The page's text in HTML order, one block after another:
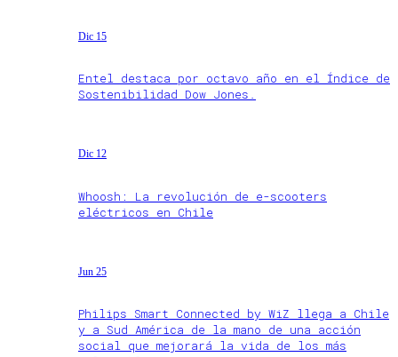
Dic 15
Entel destaca por octavo año en el Índice de
Sostenibilidad Dow Jones.
Dic 12
Whoosh: La revolución de e-scooters
eléctricos en Chile
Jun 25
Philips Smart Connected by WiZ llega a Chile
y a Sud América de la mano de una acción
social que mejorará la vida de los más